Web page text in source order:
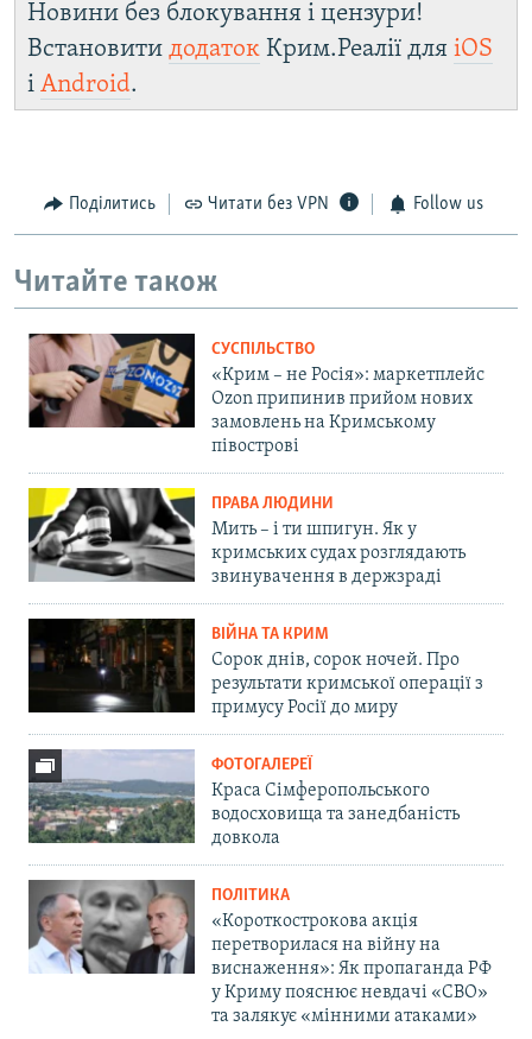
Новини без блокування і цензури!
Встановити додаток Крим.Реалії для iOS
і Android.
Поділитись Читати без VPN Follow us
Читайте також
СУСПІЛЬСТВО
«Крим – не Росія»: маркетплейс
Ozon припинив прийом нових
замовлень на Кримському
півострові
ПРАВА ЛЮДИНИ
Мить – і ти шпигун. Як у
кримських судах розглядають
звинувачення в держзраді
ВІЙНА ТА КРИМ
Сорок днів, сорок ночей. Про
результати кримської операції з
примусу Росії до миру
ФОТОГАЛЕРЕЇ
Краса Сімферопольського
водосховища та занедбаність
довкола
ПОЛІТИКА
«Короткострокова акція
перетворилася на війну на
виснаження»: Як пропаганда РФ
у Криму пояснює невдачі «СВО»
та залякує «мінними атаками»